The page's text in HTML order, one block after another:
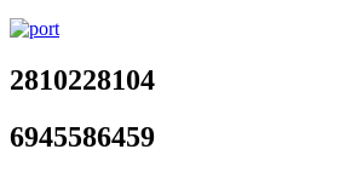
2810228104
6945586459